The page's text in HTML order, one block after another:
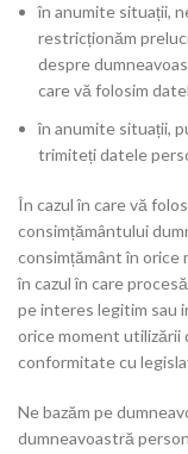
în anumite situații,
restricționăm
despre
care vă folosim
în anumite situații,
trimiteți datele
În cazul în care vă
consimțământului
consimțământ în orice
în cazul în care
pe interes legitim sau
orice moment utilizării
conformitate cu
Ne bazăm pe
dumneavoastră